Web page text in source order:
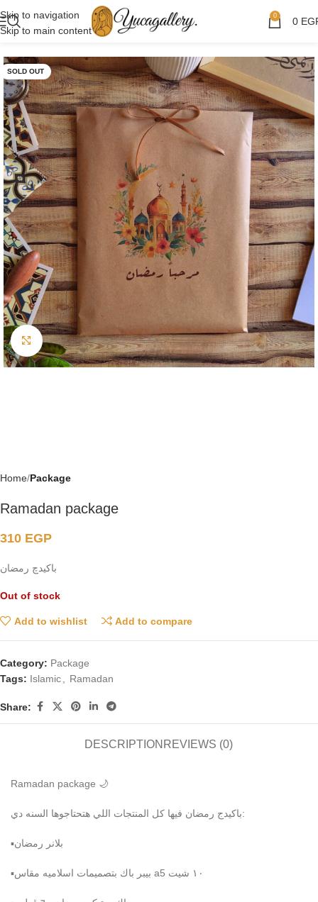
Skip to navigation
Skip to main content
0 0
SOLD OUT
Click to enlarge
Home Package
Ramadan package
310 EGP
باكيدچ رمضان
Out of stock
Add to wishlist Add to compare
Category: Package
Tags: Islamic, Ramadan
Share:
DESCRIPTION REVIEWS (0)
Ramadan package 🌙
باكيدج رمضان فيها كل المنتجات اللي هتحتاجوها السنه دي:
▪️بلانر رمضان
▪️بيبر باك بتصميمات اسلاميه مقاس a5 ١٠ شيت